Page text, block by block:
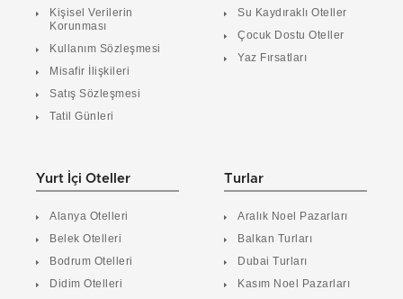
Kişisel Verilerin
Korunması
Kullanım Sözleşmesi
Misafir İlişkileri
Satış Sözleşmesi
Tatil Günleri
Su Kaydıraklı Oteller
Çocuk Dostu Oteller
Yaz Fırsatları
Yurt İçi Oteller
Alanya Otelleri
Belek Otelleri
Bodrum Otelleri
Didim Otelleri
Turlar
Aralık Noel Pazarları
Balkan Turları
Dubai Turları
Kasım Noel Pazarları